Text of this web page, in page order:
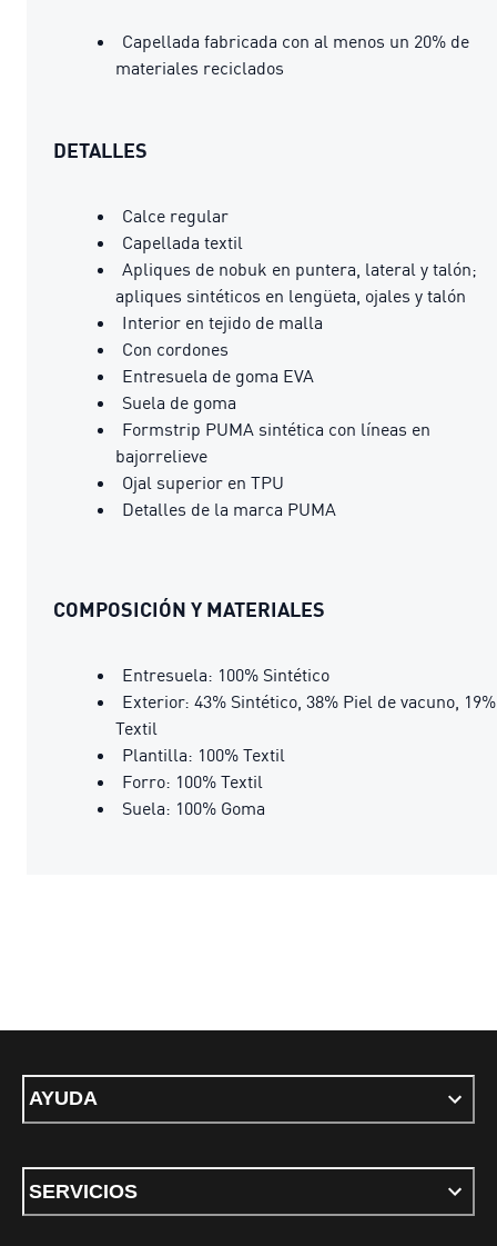
Capellada fabricada con al menos un 20% de
materiales reciclados
DETALLES
Calce regular
Capellada textil
Apliques de nobuk en puntera, lateral y talón;
apliques sintéticos en lengüeta, ojales y talón
Interior en tejido de malla
Con cordones
Entresuela de goma EVA
Suela de goma
Formstrip PUMA sintética con líneas en
bajorrelieve
Ojal superior en TPU
Detalles de la marca PUMA
COMPOSICIÓN Y MATERIALES
Entresuela: 100% Sintético
Exterior: 43% Sintético, 38% Piel de vacuno, 19%
Textil
Plantilla: 100% Textil
Forro: 100% Textil
Suela: 100% Goma
AYUDA
SERVICIOS